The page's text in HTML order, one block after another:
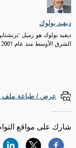
ديفيد بولوك
ديفيد بولوك هو زميل
الشرق الأوسط منذ عام 2007 حتى وفاته في عام 2024.
عرض / طباعة ملف
شارك على مواقع